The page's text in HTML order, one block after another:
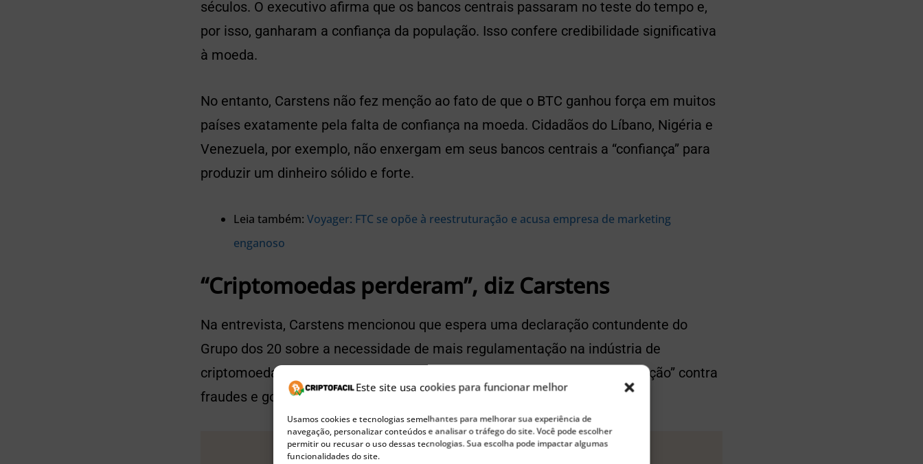
Este site usa cookies para funcionar melhor
Usamos cookies e tecnologias semelhantes para melhorar sua experiência de
navegação, personalizar conteúdos e analisar o tráfego do site. Você pode escolher
permitir ou recusar o uso dessas tecnologias. Sua escolha pode impactar algumas
funcionalidades do site.
séculos. O executivo afirma que os bancos centrais passaram no teste do tempo e,
por isso, ganharam a confiança da população. Isso confere credibilidade significativa
à moeda.
No entanto, Carstens não fez menção ao fato de que o BTC ganhou força em muitos
países exatamente pela falta de confiança na moeda. Cidadãos do Líbano, Nigéria e
Venezuela, por exemplo, não enxergam em seus bancos centrais a “confiança” para
produzir um dinheiro sólido e forte.
Leia também: Voyager: FTC se opõe à reestruturação e acusa empresa de marketing
enganoso
“Criptomoedas perderam”, diz Carstens
Na entrevista, Carstens mencionou que espera uma declaração contundente do
Grupo dos 20 sobre a necessidade de mais regulamentação na indústria de
criptomoedas. O objetivo, conforme explicou, é dar mais controle e “proteção” contra
fraudes e golpes.
🚀 Buscando a próxima moeda 100x?